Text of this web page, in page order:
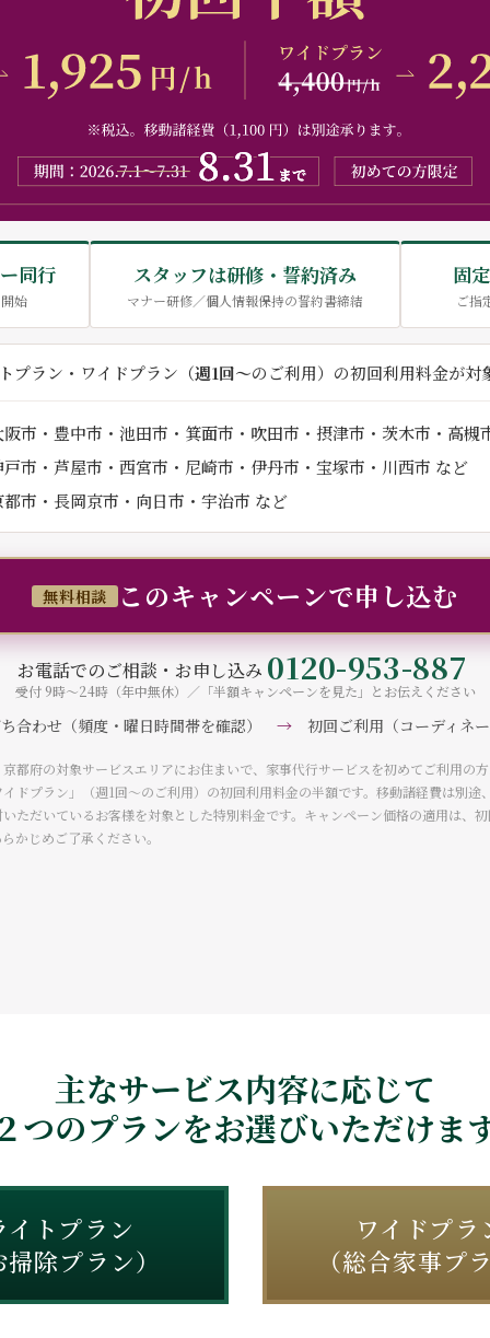
同行
始
スタッフは研修・誓約済み
マナー研修／個人情報保持の誓約書締結
固
ご指
プラン・ワイドプラン（週1回〜のご利用）の初回利用料金が対
阪市・豊中市・池田市・箕面市・吹田市・摂津市・茨木市・高槻
戸市・芦屋市・西宮市・尼崎市・伊丹市・宝塚市・川西市 など
都市・長岡京市・向日市・宇治市 など
無料相談 このキャンペーンで申し込む
お電話でのご相談・お申し込み 0120-953-887
受付 9時〜24時（年中無休）／「半額キャンペーンを見た」とお伝えください
合わせ（頻度・曜日時間帯を確認） →初回ご利用（コーディネ
都府の対象サービスエリアにお住まいで、家事代行サービスを初めてご利用の方
ドプラン」（週1回〜のご利用）の初回利用料金の半額です。移動諸経費は別途
ただいているお客様を対象とした特別料金です。キャンペーン価格の適用は、
かじめご了承ください。
主なサービス内容に応じて
つのプランをお選びいただけま
イトプラン
除プラン）
ワイドプラ
（総合家事プ